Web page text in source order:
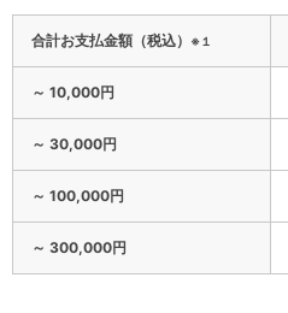
合計お支払金額（税込） ※１
～ 10,000円
～ 30,000円
～ 100,000円
～ 300,000円